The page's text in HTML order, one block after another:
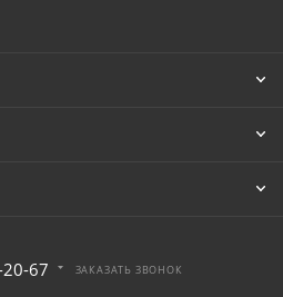
67 ЗАКАЗАТЬ ЗВОНОК